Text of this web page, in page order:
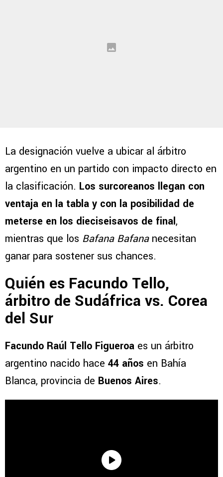
La designación vuelve a ubicar al árbitro
argentino en un partido con impacto directo en
la clasificación. Los surcoreanos llegan con
ventaja en la tabla y con la posibilidad de
meterse en los dieciseisavos de final,
mientras que los Bafana Bafananecesitan
ganar para sostener sus chances.
Quién es Facundo Tello,
árbitro de Sudáfrica vs. Corea
del Sur
Facundo Raúl Tello Figueroa es un árbitro
argentino nacido hace 44 años en Bahía
Blanca, provincia de Buenos Aires.